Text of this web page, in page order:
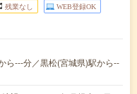
残業なし WEB登録OK
ら---分／黒松(宮城県)駅から--